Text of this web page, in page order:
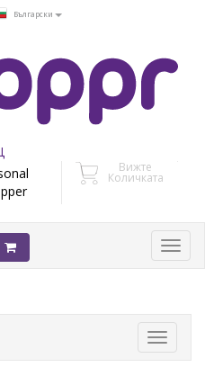
Български
Вижте
Количката
Toggle